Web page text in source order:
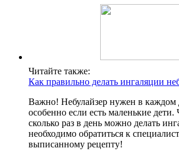
Читайте также:
Как правильно делать ингаляции
Важно! Небулайзер нужен в каждом
особенно если есть маленькие дети.
сколько раз в день можно делать
необходимо обратиться к
выписанному рецепту!